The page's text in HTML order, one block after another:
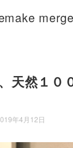
merge
天然１０
年4月12日